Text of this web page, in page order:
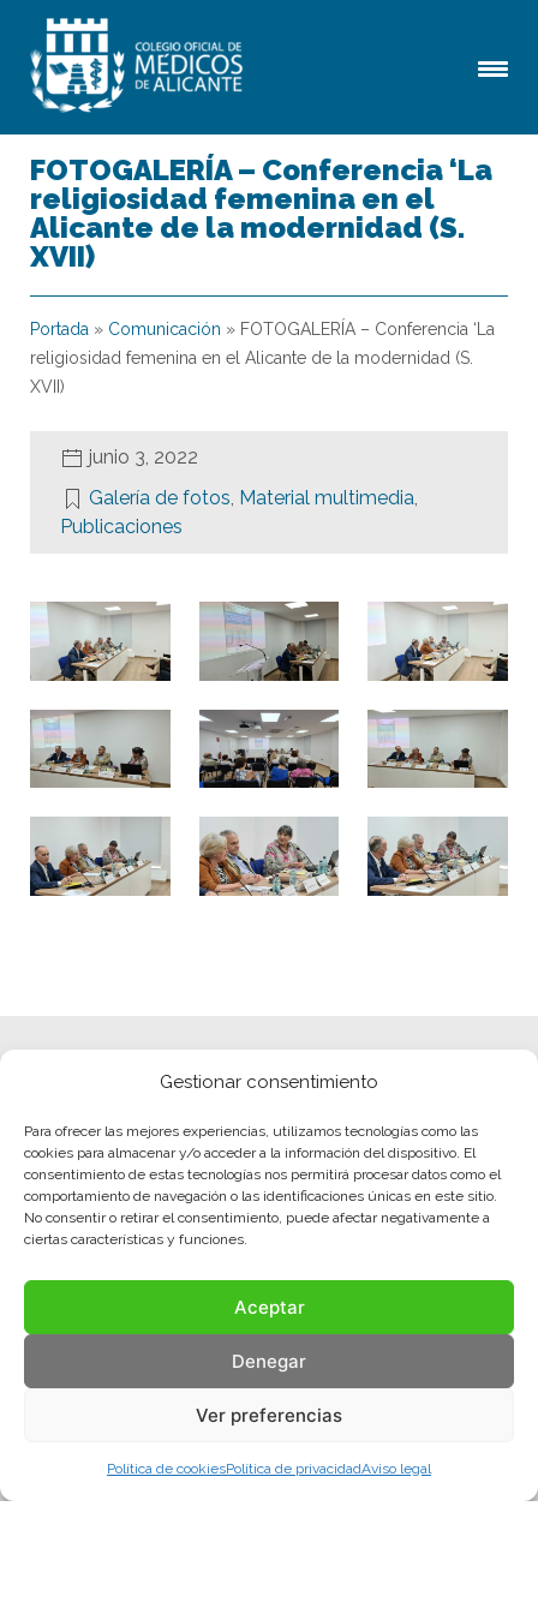
Gestionar consentimiento
Para ofrecer las mejores experiencias, utilizamos tecnologías como las
cookies para almacenar y/o acceder a la información del dispositivo. El
consentimiento de estas tecnologías nos permitirá procesar datos como el
comportamiento de navegación o las identificaciones únicas en este sitio.
No consentir o retirar el consentimiento, puede afectar negativamente a
ciertas características y funciones.
Aceptar
Denegar
Ver preferencias
Política de cookiesPolítica de privacidadAviso legal
FOTOGALERÍA – Conferencia ‘La
religiosidad femenina en el
Alicante de la modernidad (S.
XVII)
Portada » Comunicación » FOTOGALERÍA – Conferencia ‘La
religiosidad femenina en el Alicante de la modernidad (S.
XVII)
junio 3, 2022
Galería de fotos, Material multimedia,
Publicaciones